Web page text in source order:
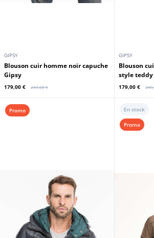
GIPSY
Blouson cuir homme noir capuche
Gipsy
179,00 € 249,00 €
GIPSY
Blouson cuir homme navy et beige
style teddy
179,00 €
Promo En stock
Promo